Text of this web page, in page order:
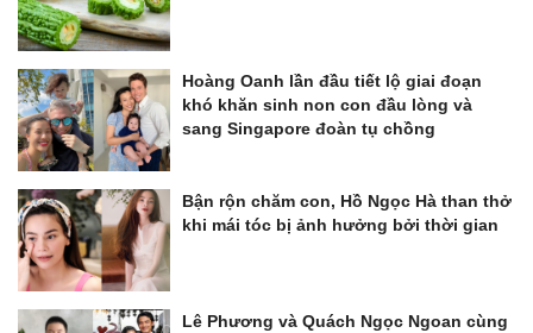
Hoàng Oanh lần đầu tiết lộ giai đoạn
khó khăn sinh non con đầu lòng và
sang Singapore đoàn tụ chồng
Bận rộn chăm con, Hồ Ngọc Hà than thở
khi mái tóc bị ảnh hưởng bởi thời gian
Lê Phương và Quách Ngọc Ngoan cùng